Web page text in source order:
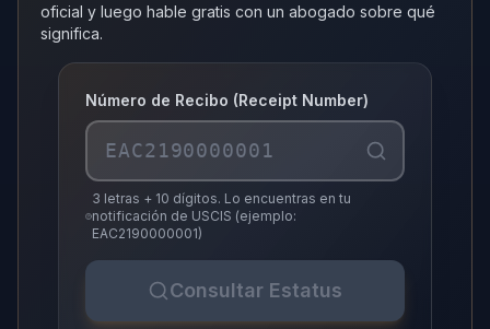
oficial y luego hable gratis con un abogado sobre qué
significa.
Número de Recibo (Receipt Number)
3 letras + 10 dígitos. Lo encuentras en tu
notificación de USCIS (ejemplo:
EAC2190000001)
Consultar Estatus